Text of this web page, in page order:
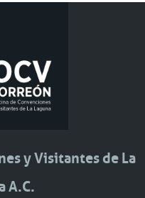
y Visitantes de La
A.C.